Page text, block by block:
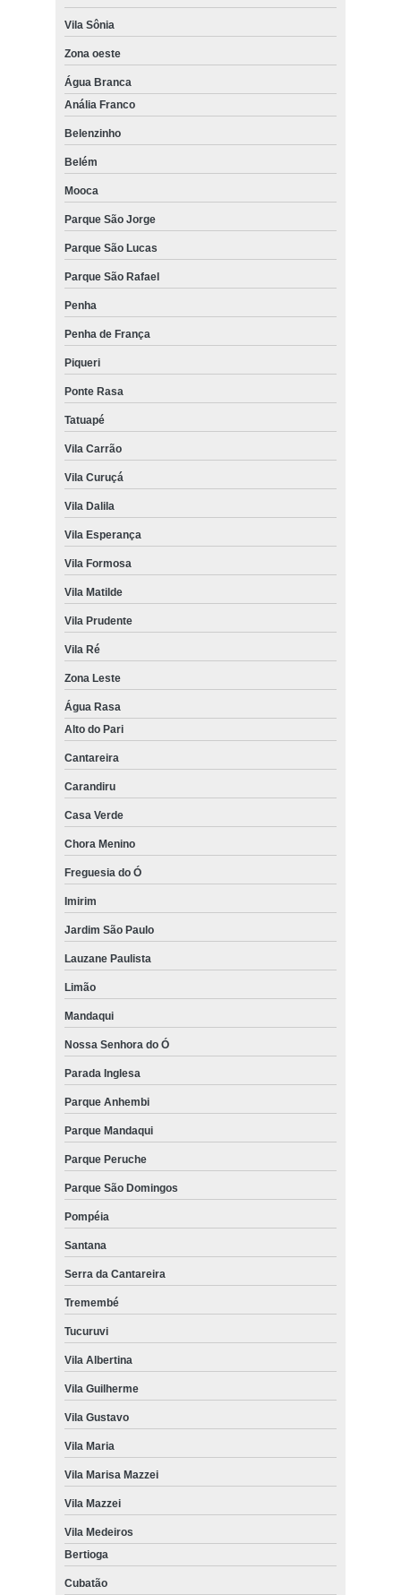
Vila Sônia
Zona oeste
Água Branca
Anália Franco
Belenzinho
Belém
Mooca
Parque São Jorge
Parque São Lucas
Parque São Rafael
Penha
Penha de França
Piqueri
Ponte Rasa
Tatuapé
Vila Carrão
Vila Curuçá
Vila Dalila
Vila Esperança
Vila Formosa
Vila Matilde
Vila Prudente
Vila Ré
Zona Leste
Água Rasa
Alto do Pari
Cantareira
Carandiru
Casa Verde
Chora Menino
Freguesia do Ó
Imirim
Jardim São Paulo
Lauzane Paulista
Limão
Mandaqui
Nossa Senhora do Ó
Parada Inglesa
Parque Anhembi
Parque Mandaqui
Parque Peruche
Parque São Domingos
Pompéia
Santana
Serra da Cantareira
Tremembé
Tucuruvi
Vila Albertina
Vila Guilherme
Vila Gustavo
Vila Maria
Vila Marisa Mazzei
Vila Mazzei
Vila Medeiros
Bertioga
Cubatão